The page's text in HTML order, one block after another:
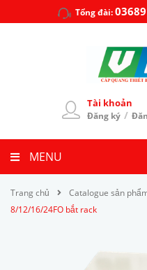
Tổng đài:
Tài khoản
Đăng ký /
MENU
Trang chủ Catalogue sản
8/12/16/24FO bắt rack